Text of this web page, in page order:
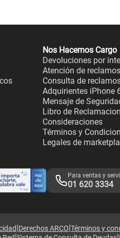
Nos Hacemos Cargo
Devoluciones por
Atención de reclamos
Consulta de
Adquirientes iPhone
Mensaje de
Libro de
Consideraciones
Términos y
Legales de
Para ventas y
01 620 3334
|Derechos ARCO|Términos y